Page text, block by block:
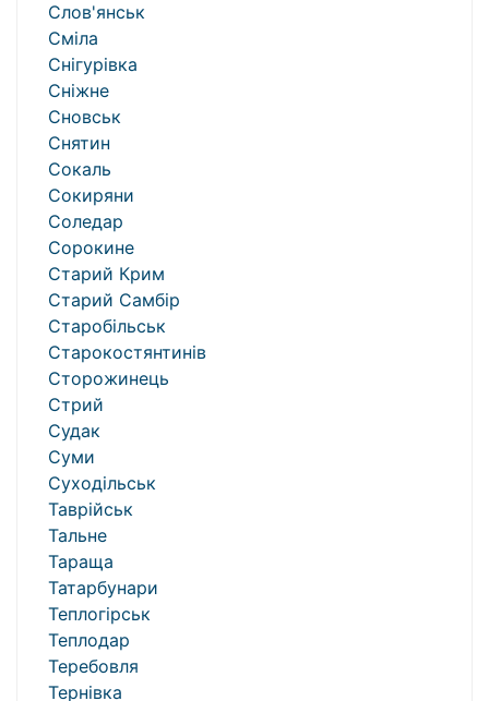
Слов'янськ
Сміла
Снігурівка
Сніжне
Сновськ
Снятин
Сокаль
Сокиряни
Соледар
Сорокине
Старий Крим
Старий Самбір
Старобільськ
Старокостянтинів
Сторожинець
Стрий
Судак
Суми
Суходільськ
Таврійськ
Тальне
Тараща
Татарбунари
Теплогірськ
Теплодар
Теребовля
Тернівка